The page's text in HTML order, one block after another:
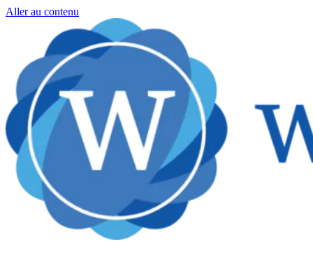
Aller au contenu